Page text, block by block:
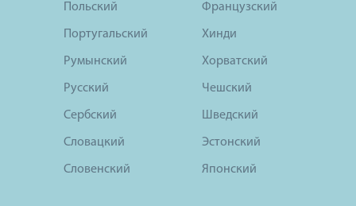
Польский
Португальский
Румынский
Русский
Сербский
Словацкий
Словенский
Французский
Хинди
Хорватский
Чешский
Шведский
Эстонский
Японский